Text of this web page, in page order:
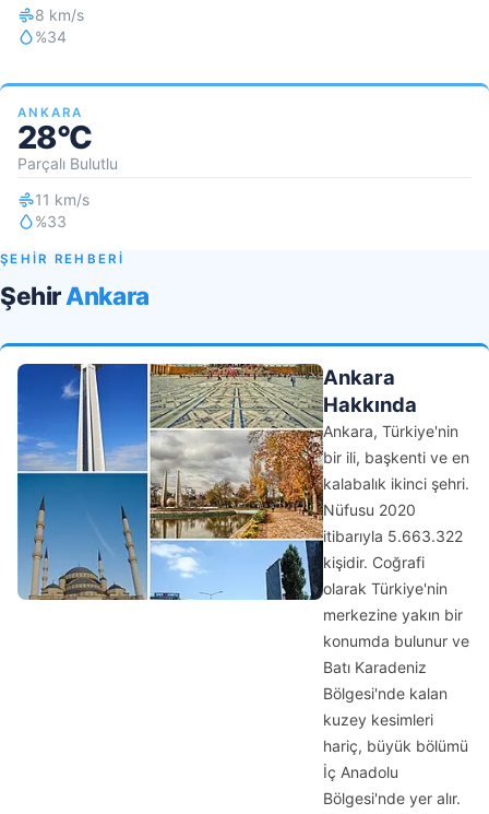
8 km/s
%34
ANKARA
28°C
Parçalı Bulutlu
11 km/s
%33
ŞEHİR REHBERİ
ŞehirAnkara
Ankara
Hakkında
Ankara, Türkiye'nin
bir ili, başkenti ve en
kalabalık ikinci şehri.
Nüfusu 2020
itibarıyla 5.663.322
kişidir. Coğrafi
olarak Türkiye'nin
merkezine yakın bir
konumda bulunur ve
Batı Karadeniz
Bölgesi'nde kalan
kuzey kesimleri
hariç, büyük bölümü
İç Anadolu
Bölgesi'nde yer alır.